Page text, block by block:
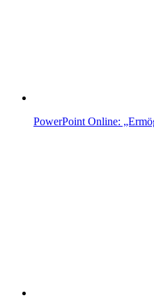
PowerPoint Online: